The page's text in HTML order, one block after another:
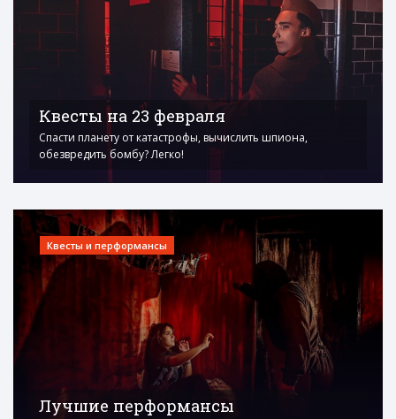
Квесты на 23 февраля
Спасти планету от катастрофы, вычислить шпиона,
обезвредить бомбу? Легко!
Квесты и перформансы
Лучшие перформансы